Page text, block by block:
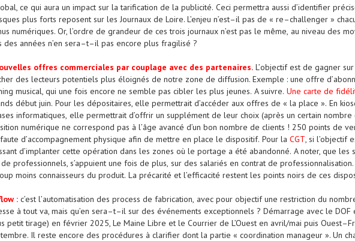
ce qui aura un impact sur la tarification de la publicité. Ceci permettra aussi d’identifier
plus forts reposent sur les Journaux de Loire. L’enjeu n’est–il pas de « re–challenger »
numériques. Or, l’ordre de grandeur de ces trois journaux n’est pas le même, au niveau des
des années n’en sera–t–il pas encore plus fragilisé ?
uvelles offres commerciales par couplage avec des partenaires. L’objectif est de gagner
des lecteurs potentiels plus éloignés de notre zone de diffusion. Exemple : une offre d’
musical, qui une fois encore ne semble pas cibler les plus jeunes. A suivre. Une carte de fidéli
début juin. Pour les dépositaires, elle permettrait d’accéder aux offres de « la place ». En
informatiques, elle permettrait d’offrir un supplément de leur choix (après un certain nombre
numérique ne correspond pas à l’âge avancé d’un bon nombre de clients ! 250 points de
d’accompagnement physique afin de mettre en place le dispositif. Pour la CGT, si l’objectif
d’implanter cette opération dans les zones où le portage a été abandonné. A noter, que les
professionnels, s’appuient une fois de plus, sur des salariés en contrat de professionnalisation.
moins connaisseurs du produit. La précarité et l’efficacité restent les points noirs de ces
: c’est l’automatisation des process de fabrication, avec pour objectif une restriction du
à tout va, mais qu’en sera–t–il sur des événements exceptionnels ? Démarrage avec le DOF
petit tirage) en février 2025, Le Maine Libre et le Courrier de L’Ouest en avril/mai puis Ouest–
Il reste encore des procédures à clarifier dont la partie « coordination manageur ». Un